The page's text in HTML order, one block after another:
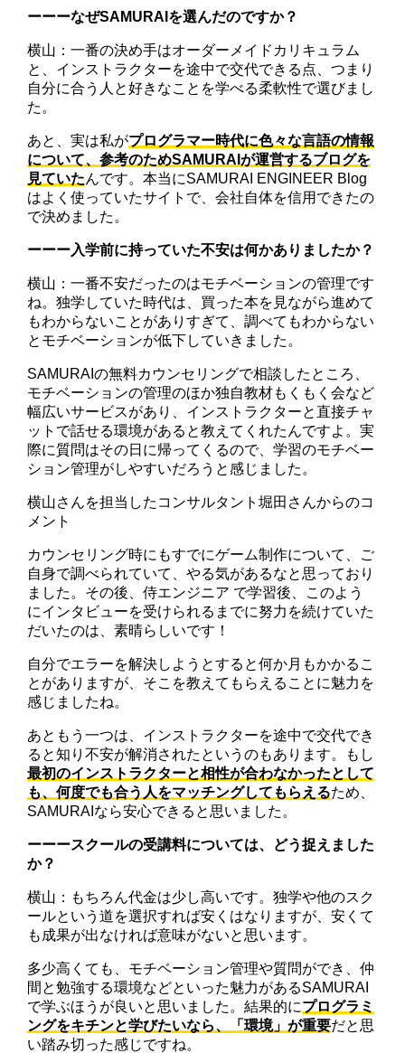
ーーーなぜSAMURAIを選んだのですか？
横山：一番の決め手はオーダーメイドカリキュラム
と、インストラクターを途中で交代できる点、つまり
自分に合う人と好きなことを学べる柔軟性で選びまし
た。
あと、実は私がプログラマー時代に色々な言語の情報
について、参考のためSAMURAIが運営するブログを
見ていたんです。本当にSAMURAI ENGINEER Blog
はよく使っていたサイトで、会社自体を信用できたの
で決めました。
ーーー入学前に持っていた不安は何かありましたか？
横山：一番不安だったのはモチベーションの管理です
ね。独学していた時代は、買った本を見ながら進めて
もわからないことがありすぎて、調べてもわからない
とモチベーションが低下していきました。
SAMURAIの無料カウンセリングで相談したところ、
モチベーションの管理のほか独自教材もくもく会など
幅広いサービスがあり、インストラクターと直接チャ
ットで話せる環境があると教えてくれたんですよ。実
際に質問はその日に帰ってくるので、学習のモチベー
ション管理がしやすいだろうと感じました。
横山さんを担当したコンサルタント堀田さんからのコ
メント
カウンセリング時にもすでにゲーム制作について、ご
自身で調べられていて、やる気があるなと思っており
ました。その後、侍エンジニア で学習後、このよう
にインタビューを受けられるまでに努力を続けていた
だいたのは、素晴らしいです！
自分でエラーを解決しようとすると何か月もかかるこ
とがありますが、そこを教えてもらえることに魅力を
感じましたね。
あともう一つは、インストラクターを途中で交代でき
ると知り不安が解消されたというのもあります。もし
最初のインストラクターと相性が合わなかったとして
も、何度でも合う人をマッチングしてもらえるため、
SAMURAIなら安心できると思いました。
ーーースクールの受講料については、どう捉えました
か？
横山：もちろん代金は少し高いです。独学や他のスク
ールという道を選択すれば安くはなりますが、安くて
も成果が出なければ意味がないと思います。
多少高くても、モチベーション管理や質問ができ、仲
間と勉強する環境などといった魅力があるSAMURAI
で学ぶほうが良いと思いました。結果的にプログラミ
ングをキチンと学びたいなら、「環境」が重要だと思
い踏み切った感じですね。